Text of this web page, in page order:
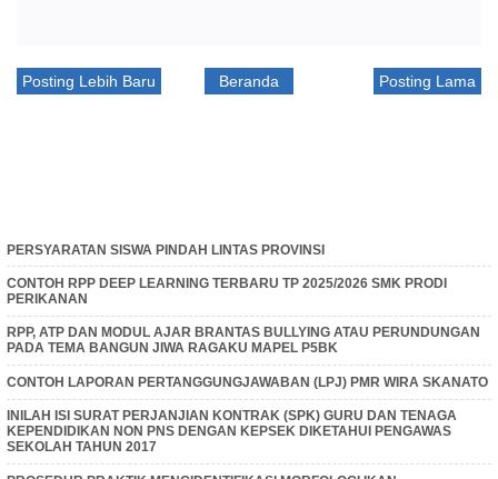
Posting Lebih Baru Posting Lama
Beranda
PERSYARATAN SISWA PINDAH LINTAS PROVINSI
CONTOH RPP DEEP LEARNING TERBARU TP 2025/2026 SMK PRODI
PERIKANAN
RPP, ATP DAN MODUL AJAR BRANTAS BULLYING ATAU PERUNDUNGAN
PADA TEMA BANGUN JIWA RAGAKU MAPEL P5BK
CONTOH LAPORAN PERTANGGUNGJAWABAN (LPJ) PMR WIRA SKANATO
INILAH ISI SURAT PERJANJIAN KONTRAK (SPK) GURU DAN TENAGA
KEPENDIDIKAN NON PNS DENGAN KEPSEK DIKETAHUI PENGAWAS
SEKOLAH TAHUN 2017